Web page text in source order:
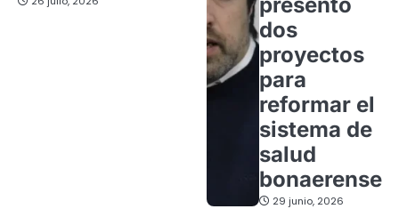
dos
proyectos
para
reformar el
sistema de
salud
bonaerense
29 junio, 2026